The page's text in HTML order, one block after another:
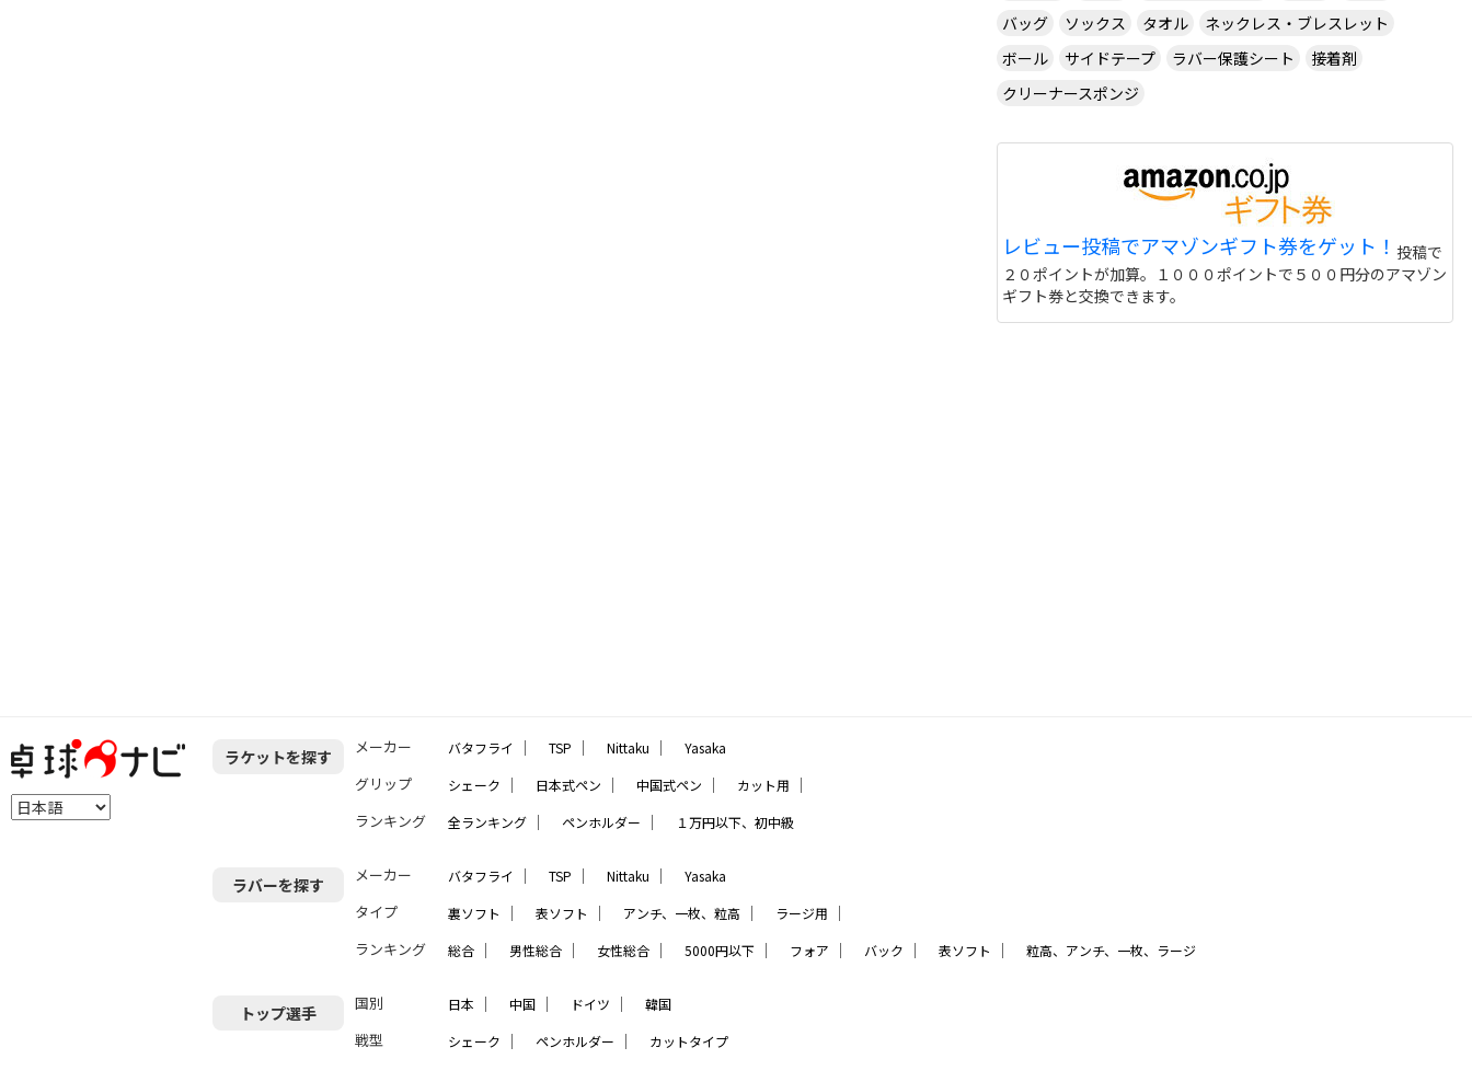
バッグ
ソックス タオル
ネックレス・ブレスレット
ボール
サイドテープ ラバー保護シート
接着剤
クリーナースポンジ
レビュー投稿でアマゾンギフト券をゲット！ 投稿で
２０ポイントが加算。１０００ポイントで５００円分のアマゾン
ギフト券と交換できます。
ラケットを探す メーカー バタフライ ｜ TSP ｜ Nittaku ｜ Yasaka
グリップ シェーク ｜ 日本式ペン ｜ 中国式ペン ｜ カット用 ｜
ランキング 全ランキング ｜ ペンホルダー ｜ １万円以下、初中級
ラバーを探す メーカー バタフライ ｜ TSP ｜ Nittaku ｜ Yasaka
タイプ 裏ソフト ｜ 表ソフト ｜ アンチ、一枚、粒高 ｜ ラージ用 ｜
ランキング 総合 ｜ 男性総合 ｜ 女性総合 ｜ 5000円以下 ｜ フォア ｜ バック ｜ 表ソフト ｜ 粒高、アンチ、一枚、ラージ
トップ選手 国別 日本 ｜ 中国 ｜ ドイツ ｜ 韓国
戦型 シェーク ｜ ペンホルダー ｜ カットタイプ